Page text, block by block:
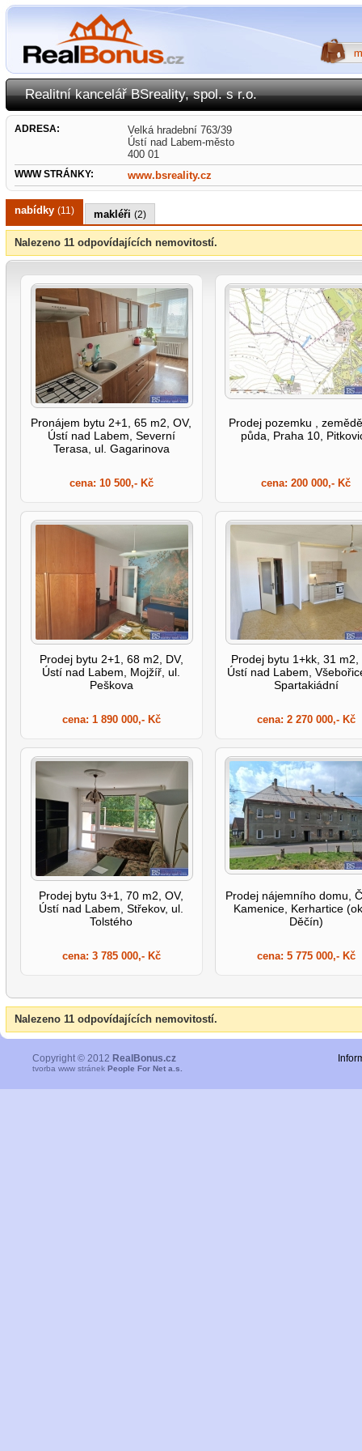
Realitní kancelář BSreality, spol. s r.o.
ADRESA:
Velká hradební 763/39
Ústí nad Labem-město
400 01
WWW STRÁNKY: www.bsreality.cz
nabídky (11) makléři (2)
Nalezeno 11 odpovídajících nemovitostí.
Pronájem bytu 2+1, 65 m2, OV,
Ústí nad Labem, Severní
Terasa, ul. Gagarinova
cena: 10 500,- Kč
Prodej pozemku ,
půda, Praha 10,
cena:200 000,- Kč
Prodej bytu 2+1, 68 m2, DV,
Ústí nad Labem, Mojžíř, ul.
Peškova
cena: 1 890 000,- Kč
Prodej bytu 1+kk, 31 m2,
Ústí nad Labem,
Spartakiádní
cena: 2 270 000,- Kč
Prodej bytu 3+1, 70 m2, OV,
Ústí nad Labem, Střekov, ul.
Tolstého
cena: 3 785 000,- Kč
Prodej nájemního domu,
Kamenice, Kerhartice
Děčín)
cena: 5 775 000,- Kč
Nalezeno 11 odpovídajících nemovitostí.
Copyright © 2012 RealBonus.cz
tvorba www stránek People For Net a.s.